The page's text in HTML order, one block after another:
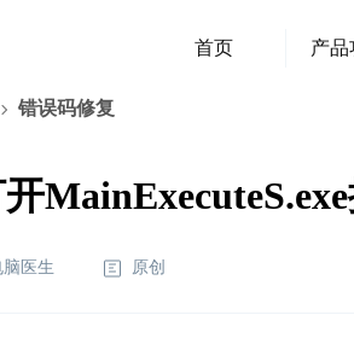
首页 产品
错误码修复
脑医生 原创